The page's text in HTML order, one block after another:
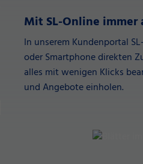
Mit SL-Online immer
In unserem Kundenportal
oder Smartphone direkten
alles mit wenigen Klicks
und Angebote einholen.